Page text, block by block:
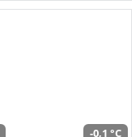
-0,1 °C